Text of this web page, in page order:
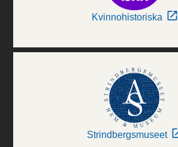
Kvinnohistoriska
Strindbergsmuseet